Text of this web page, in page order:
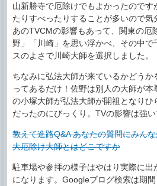
山新勝寺で厄除けでもよかったので
たりすべったりすることが多いので気
あのTVCMの影響もあって、関東の厄
野」「川崎」を思い浮かべ、その中
スのよさで川崎大師を選択しました。
ちなみに弘法大師が来ているかどう
ってあるだけ！佐野は別人の大師が
の小塚大師が弘法大師が開祖となりひ
だったのにびっくり。TVの影響は強い
教えて進路Q&A あなたの質問にみん
大厄除け大師とはどこですか
駐車場や参拝の様子はやはり実際に
になります。Googleブログ検索は期